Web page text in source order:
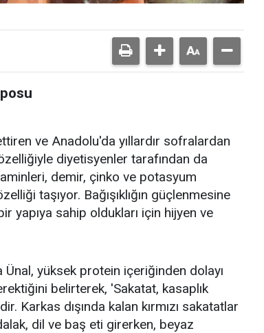
ve Anadolu'da yıllardır sofralardan
diyetisyenler tarafından da
demir, çinko ve potasyum
taşıyor. Bağışıklığın güçlenmesine
yapıya sahip oldukları için hijyen ve
yüksek protein içeriğinden dolayı
belirterek, 'Sakatat, kasaplık
Karkas dışında kalan kırmızı sakatatlar
dil ve baş eti girerken, beyaz